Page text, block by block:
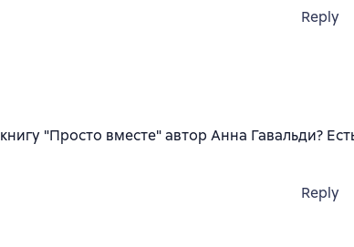
Reply
"Просто вместе" автор Анна Гавальди?
Reply